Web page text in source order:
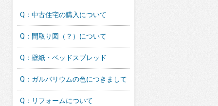
Q：中古住宅の購入について
Q：間取り図（？）について
Q：壁紙・ベッドスプレッド
Q：ガルバリウムの色につきまして
Q：リフォームについて